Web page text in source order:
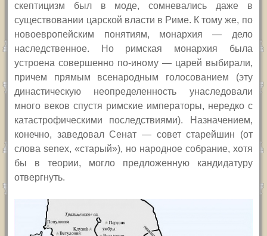
скептицизм был в моде, сомневались даже в
существовании царской власти в Риме. К тому же, по
новоевропейским понятиям, монархия — дело
наследственное. Но римская монархия была
устроена совершенно по-иному — царей выбирали,
причем прямым всенародным голосованием (эту
династическую неопределенность унаследовали
много веков спустя римские императоры, нередко с
катастрофическими последствиями). Назначением,
конечно, заведовал Сенат — совет старейшин (от
слова senex, «старый»), но народное собрание, хотя
бы в теории, могло предложенную кандидатуру
отвергнуть.